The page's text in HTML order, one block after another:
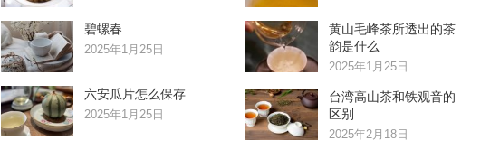
碧螺春
2025年1月25日
六安瓜片怎么保存
2025年1月25日
黄山毛峰茶所透出的茶
韵是什么
2025年1月25日
台湾高山茶和铁观音的
区别
2025年2月18日